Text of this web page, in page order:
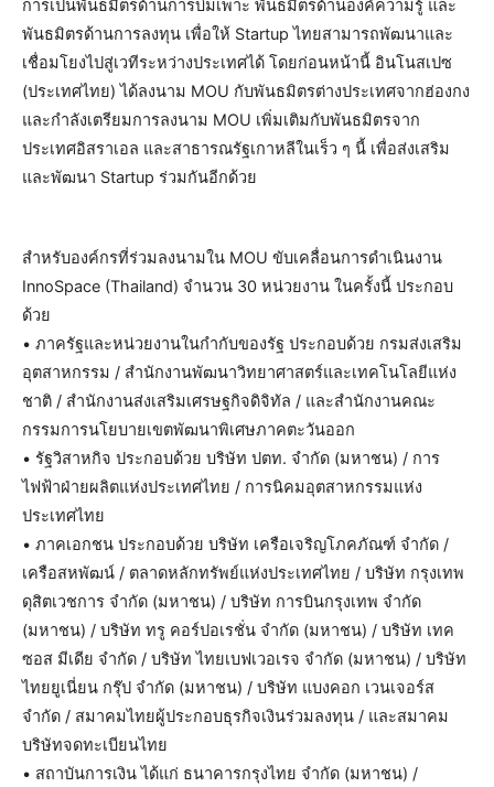
การเป็นพันธมิตรด้านการบ่มเพาะ พันธมิตรด้านองค์ความรู้ และ
พันธมิตรด้านการลงทุน เพื่อให้ Startup ไทยสามารถพัฒนาและ
เชื่อมโยงไปสู่เวทีระหว่างประเทศได้ โดยก่อนหน้านี้ อินโนสเปซ
(ประเทศไทย) ได้ลงนาม MOU กับพันธมิตรต่างประเทศจากฮ่องกง
และกำลังเตรียมการลงนาม MOU เพิ่มเติมกับพันธมิตรจาก
ประเทศอิสราเอล และสาธารณรัฐเกาหลีในเร็ว ๆ นี้ เพื่อส่งเสริม
และพัฒนา Startup ร่วมกันอีกด้วย
สำหรับองค์กรที่ร่วมลงนามใน MOU ขับเคลื่อนการดำเนินงาน
InnoSpace (Thailand) จำนวน 30 หน่วยงาน ในครั้งนี้ ประกอบ
ด้วย
• ภาครัฐและหน่วยงานในกำกับของรัฐ ประกอบด้วย กรมส่งเสริม
อุตสาหกรรม / สำนักงานพัฒนาวิทยาศาสตร์และเทคโนโลยีแห่ง
ชาติ / สำนักงานส่งเสริมเศรษฐกิจดิจิทัล / และสำนักงานคณะ
กรรมการนโยบายเขตพัฒนาพิเศษภาคตะวันออก
• รัฐวิสาหกิจ ประกอบด้วย บริษัท ปตท. จำกัด (มหาชน) / การ
ไฟฟ้าฝ่ายผลิตแห่งประเทศไทย / การนิคมอุตสาหกรรมแห่ง
ประเทศไทย
• ภาคเอกชน ประกอบด้วย บริษัท เครือเจริญโภคภัณฑ์ จำกัด /
เครือสหพัฒน์ / ตลาดหลักทรัพย์แห่งประเทศไทย / บริษัท กรุงเทพ
ดุสิตเวชการ จำกัด (มหาชน) / บริษัท การบินกรุงเทพ จำกัด
(มหาชน) / บริษัท ทรู คอร์ปอเรชั่น จำกัด (มหาชน) / บริษัท เทค
ซอส มีเดีย จำกัด / บริษัท ไทยเบฟเวอเรจ จำกัด (มหาชน) / บริษัท
ไทยยูเนี่ยน กรุ๊ป จำกัด (มหาชน) / บริษัท แบงคอก เวนเจอร์ส
จำกัด / สมาคมไทยผู้ประกอบธุรกิจเงินร่วมลงทุน / และสมาคม
บริษัทจดทะเบียนไทย
• สถาบันการเงิน ได้แก่ ธนาคารกรุงไทย จำกัด (มหาชน) /